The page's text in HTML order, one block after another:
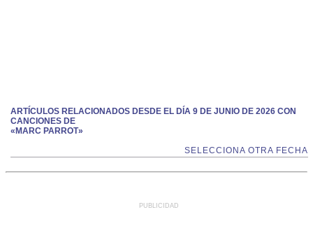
ARTÍCULOS RELACIONADOS DESDE EL DÍA 9 DE JUNIO DE 2026 CON
CANCIONES DE
«MARC PARROT»
SELECCIONA OTRA FECHA
PUBLICIDAD